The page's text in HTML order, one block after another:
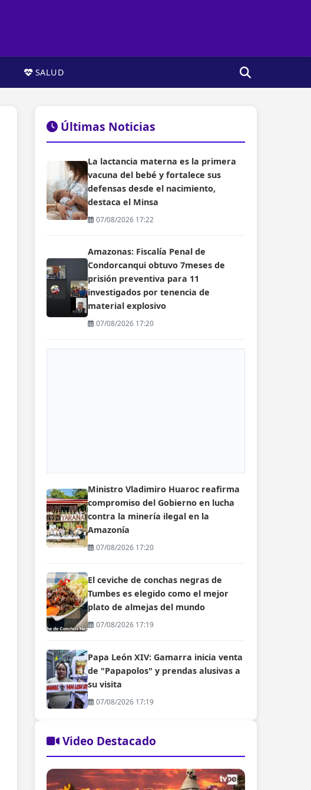
SALUD
Últimas Noticias
La lactancia materna es la primera
vacuna del bebé y fortalece sus
defensas desde el nacimiento,
destaca el Minsa
07/08/2026 17:22
Amazonas: Fiscalía Penal de
Condorcanqui obtuvo 7meses de
prisión preventiva para 11
investigados por tenencia de
material explosivo
07/08/2026 17:20
Ministro Vladimiro Huaroc reafirma
compromiso del Gobierno en lucha
contra la minería ilegal en la
Amazonía
07/08/2026 17:20
El ceviche de conchas negras de
Tumbes es elegido como el mejor
plato de almejas del mundo
07/08/2026 17:19
Papa León XIV: Gamarra inicia venta
de "Papapolos" y prendas alusivas a
su visita
07/08/2026 17:19
Video Destacado